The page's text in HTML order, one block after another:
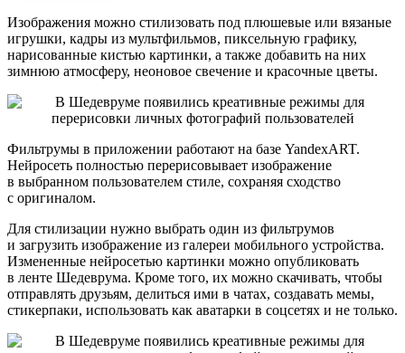
Изображения можно стилизовать под плюшевые или вязаные
игрушки, кадры из мультфильмов, пиксельную графику,
нарисованные кистью картинки, а также добавить на них
зимнюю атмосферу, неоновое свечение и красочные цветы.
Фильтрумы в приложении работают на базе YandexART.
Нейросеть полностью перерисовывает изображение
в выбранном пользователем стиле, сохраняя сходство
с оригиналом.
Для стилизации нужно выбрать один из фильтрумов
и загрузить изображение из галереи мобильного устройства.
Измененные нейросетью картинки можно опубликовать
в ленте Шедеврума. Кроме того, их можно скачивать, чтобы
отправлять друзьям, делиться ими в чатах, создавать мемы,
стикерпаки, использовать как аватарки в соцсетях и не только.